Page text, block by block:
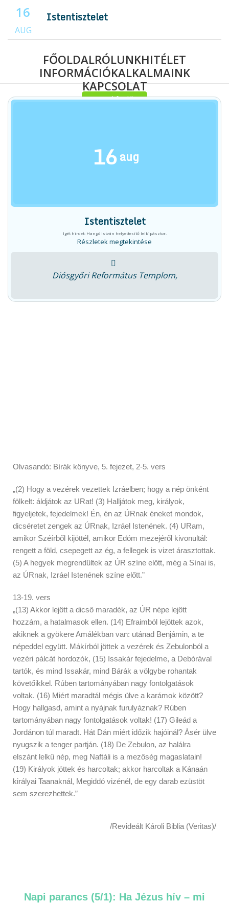
16
AUG
Istentisztelet
FŐOLDALRÓLUNKHITÉLET
INFORMÁCIÓKALKALMAINK
KAPCSOLAT
Berekfürdő
Berekfürdő
Hirdetések
16aug
Istentisztelet
Igét hirdet: Hangó István helyettesítő lelkipásztor.
Részletek megtekintése
Diósgyőri Református Templom,
Olvasandó: Bírák könyve, 5. fejezet, 2-5. vers
„(2) Hogy a vezérek vezettek Izráelben; hogy a nép önként
fölkelt: áldjátok az URat! (3) Halljátok meg, királyok,
figyeljetek, fejedelmek! Én, én az ÚRnak éneket mondok,
dicséretet zengek az ÚRnak, Izráel Istenének. (4) URam,
amikor Széírből kijöttél, amikor Edóm mezejéről kivonultál:
rengett a föld, csepegett az ég, a fellegek is vizet árasztottak.
(5) A hegyek megrendültek az ÚR színe előtt, még a Sínai is,
az ÚRnak, Izráel Istenének színe előtt.”
13-19. vers
„(13) Akkor lejött a dicső maradék, az ÚR népe lejött
hozzám, a hatalmasok ellen. (14) Efraimból lejöttek azok,
akiknek a gyökere Amálékban van: utánad Benjámin, a te
népeddel együtt. Mákírból jöttek a vezérek és Zebulonból a
vezéri pálcát hordozók, (15) Issakár fejedelme, a Debórával
tartók, és mind Issakár, mind Bárák a völgybe rohantak
követőikkel. Rúben tartományában nagy fontolgatások
voltak. (16) Miért maradtál mégis ülve a karámok között?
Hogy hallgasd, amint a nyájnak furulyáznak? Rúben
tartományában nagy fontolgatások voltak! (17) Gileád a
Jordánon túl maradt. Hát Dán miért időzik hajóinál? Ásér ülve
nyugszik a tenger partján. (18) De Zebulon, az halálra
elszánt lelkű nép, meg Naftáli is a mezőség magaslatain!
(19) Királyok jöttek és harcoltak; akkor harcoltak a Kánaán
királyai Taanaknál, Megiddó vizénél, de egy darab ezüstöt
sem szerezhettek.”
/Revideált Károli Biblia (Veritas)/
Napi parancs (5/1): Ha Jézus hív – mi